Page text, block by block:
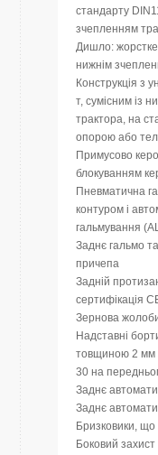
стандарту
зчепленням
Дишло:
нижнім
Конструкція з
т, сумісним із
трактора, на
опорою або
Примусово
блокуванням
Пневматична
контуром і
гальмування
Заднє гальмо та
причепа
Задній
сертифікація
Зернова
Надставні
товщиною 2 мм
30 на
Заднє
Заднє
Бризковики,
Боковий